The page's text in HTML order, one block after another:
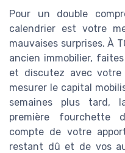
Pour un double
calendrier est votre
mauvaises surprises. À
ancien immobilier,
et discutez avec
mesurer le capital
semaines plus tard,
première fourchette
compte de votre
restant dû et de vos